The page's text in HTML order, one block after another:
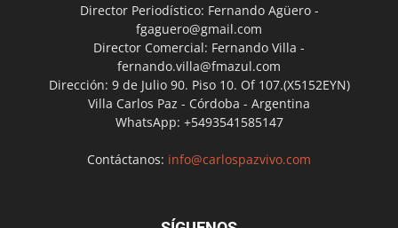
Director Periodístico: Fernando Agüero -
fgaguero@gmail.com
Director Comercial: Fernando Villa -
fernando.villa@fmazul.com
Dirección: 9 de Julio 90. Piso 10. Of 107.(X5152EYN)
Villa Carlos Paz - Córdoba - Argentina
WhatsApp: +5493541585147
Contáctanos: info@carlospazvivo.com